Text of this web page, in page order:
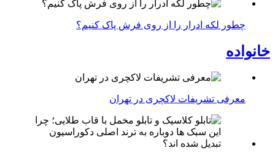
چطور لکه ادرار را از روی فرش پاک کنیم؟
خانواده
معرفی تشریفات لاکچری در تهران